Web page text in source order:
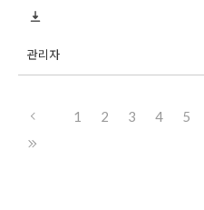
관리자
1 2 3 4 5